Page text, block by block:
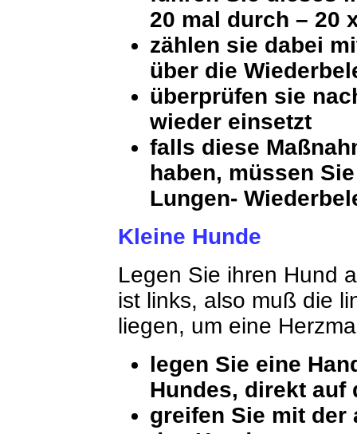
20 mal durch – 20
zählen sie dabei
über die
überprüfen sie
wieder einsetzt
falls diese
haben, müssen
Lungen-
Kleine Hunde
Legen Sie ihren Hund
ist links, also muß die
liegen, um eine
legen Sie eine
Hundes, direkt auf
greifen Sie mit der